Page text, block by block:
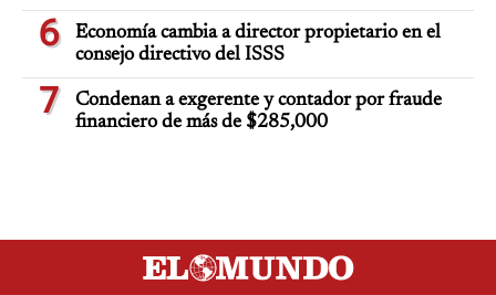
6
Economía cambia a director propietario en el
consejo directivo del ISSS
7
Condenan a exgerente y contador por fraude
financiero de más de $285,000